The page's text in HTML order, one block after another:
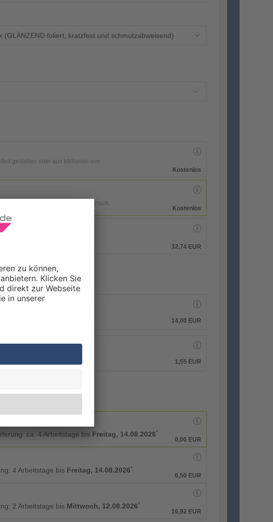
foliert, kratzfest und schmutzabweisend)
gestalten oder aus Millionen von
Kostenlos
Ihre eigenen Druckdaten hoch.
Kostenlos
32,74 EUR
14,00 EUR
1,55 EUR
ca. 4 Arbeitstage bis Freitag, 14.08.2026*
0,00 EUR
4 Arbeitstage bis Freitag, 14.08.2026*
6,50 EUR
2 Arbeitstage bis Mittwoch, 12.08.2026*
16,92 EUR